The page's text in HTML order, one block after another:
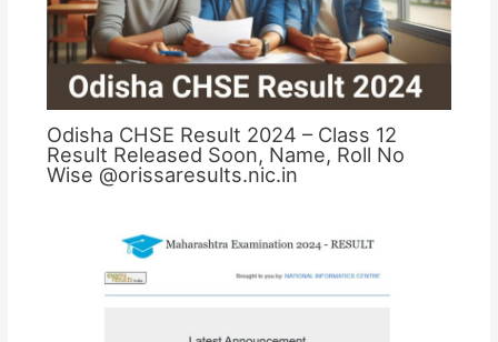
Odisha CHSE Result 2024 – Class 12
Result Released Soon, Name, Roll No
Wise @orissaresults.nic.in